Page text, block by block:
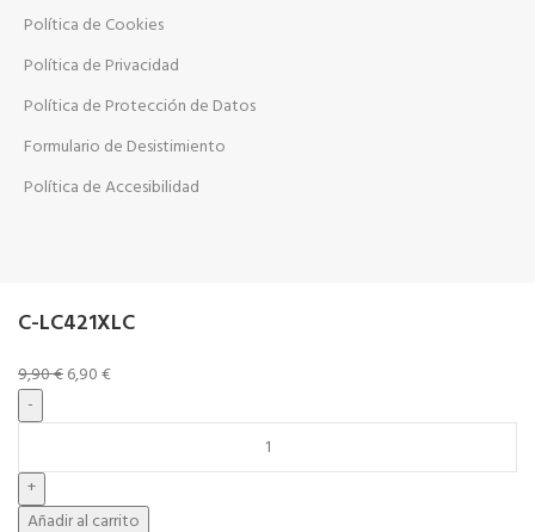
Política de Cookies
Política de Privacidad
Política de Protección de Datos
Formulario de Desistimiento
Política de Accesibilidad
C-LC421XLC
9,90€6,90€
Añadir al carrito